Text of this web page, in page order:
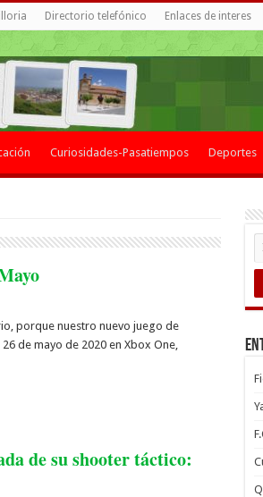
Directorio telefónico Enlaces de interes
Curiosidades-Pasatiempos Deportes
porque nuestro nuevo juego de
de mayo de 2020 en Xbox One,
de su shooter táctico: